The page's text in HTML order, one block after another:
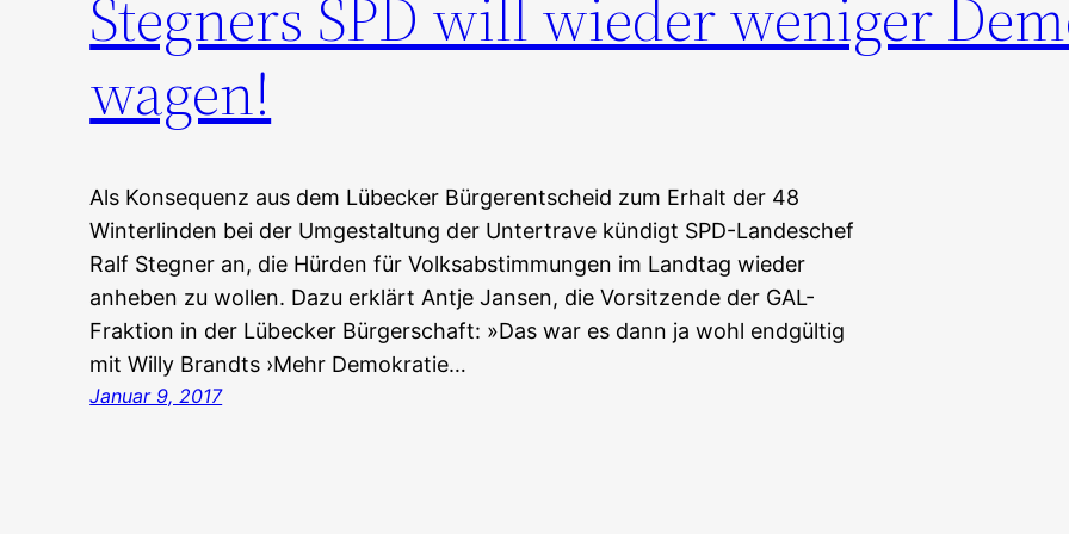
Stegners SPD will wieder weniger
wagen!
Als Konsequenz aus dem Lübecker Bürgerentscheid zum Erhalt der 48
Winterlinden bei der Umgestaltung der Untertrave kündigt SPD-Landeschef
Ralf Stegner an, die Hürden für Volksabstimmungen im Landtag wieder
anheben zu wollen. Dazu erklärt Antje Jansen, die Vorsitzende der GAL-
Fraktion in der Lübecker Bürgerschaft: »Das war es dann ja wohl endgültig
mit Willy Brandts ›Mehr Demokratie…
Januar 9, 2017